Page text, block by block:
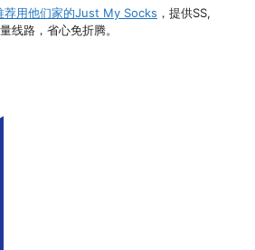
荐用他们家的Just My Socks ，提供SS,
线路，省心免折腾。